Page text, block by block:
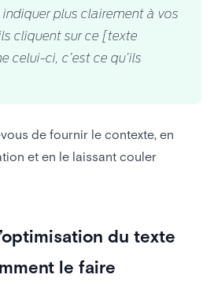
plus clairement à vos
cliquent sur ce [texte
celui-ci, c’est ce qu’ils
de fournir le contexte, en
et en le laissant couler
du texte
le faire